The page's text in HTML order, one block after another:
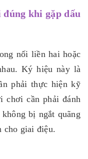
đúng khi gặp dấu
nối liền hai hoặc
Ký hiệu này là
phải thực hiện kỹ
chơi cần phải đánh
bị ngắt quãng
cho giai điệu.